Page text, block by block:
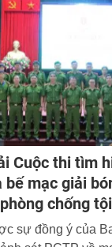
Cuộc thi tìm
bế mạc giải
chống
sự đồng ý của